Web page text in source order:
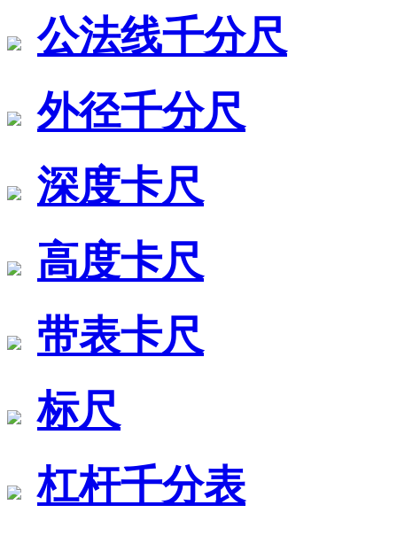
公法线千分尺
外径千分尺
深度卡尺
高度卡尺
带表卡尺
标尺
杠杆千分表